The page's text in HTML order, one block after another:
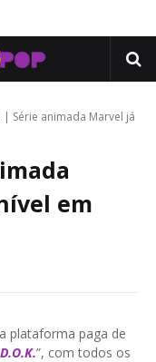
| Série animada Marvel já
em
plataforma paga de
”, com todos os